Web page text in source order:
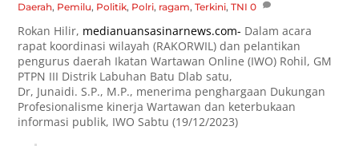
Daerah, Pemilu, Politik, Polri, ragam,Terkini,TNI 0
Rokan Hilir, medianuansasinarnews.com- Dalam acara
rapat koordinasi wilayah (RAKORWIL) dan pelantikan
pengurus daerah Ikatan Wartawan Online (IWO) Rohil, GM
PTPN III Distrik Labuhan Batu Dlab satu,
Dr, Junaidi. S.P., M.P., menerima penghargaan Dukungan
Profesionalisme kinerja Wartawan dan keterbukaan
informasi publik, IWO Sabtu (19/12/2023)